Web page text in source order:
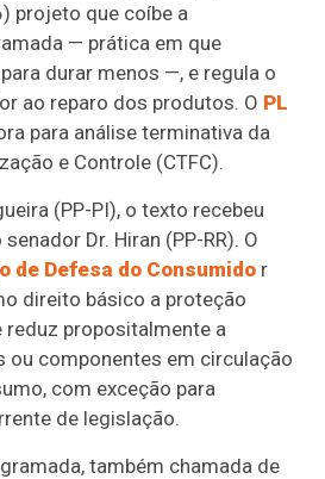
projeto que coíbe a
— prática em que
durar menos —, e regula o
ao reparo dos produtos. O PL
para análise terminativa da
e Controle (CTFC).
(PP-PI), o texto recebeu
Dr. Hiran (PP-RR). O
de Defesa do Consumido r
direito básico a proteção
reduz propositalmente a
ou componentes em circulação
com exceção para
de legislação.
também chamada de